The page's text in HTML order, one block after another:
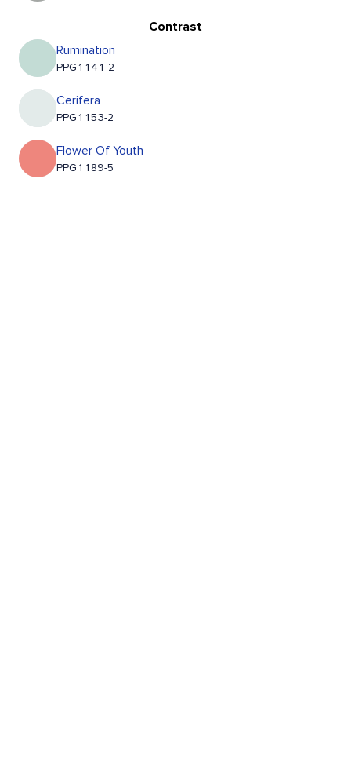
Contrast
Rumination
PPG1141-2
Cerifera
PPG1153-2
Flower Of Youth
PPG1189-5